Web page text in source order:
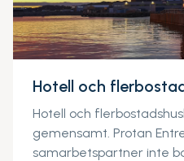
Hotell och
Hotell och
gemensamt. Protan
samarbetspartner inte